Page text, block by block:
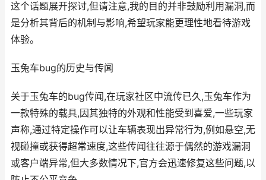
这个话题展开探讨,但请注意,我的目的并非鼓励利用漏洞,而
是分析其背后的机制与影响,希望玩家能更理性地看待游戏
体验。
玉兔车bug的历史与传闻
关于玉兔车的bug传闻,在玩家社区中流传已久,玉兔车作为
一款特殊的载具,因其独特的外观和性能受到喜爱,一些玩家
声称,通过特定操作可以让车辆表现出异常行为,例如悬空,无
视碰撞或获得超常速度,这些传闻往往源于偶然的游戏漏洞
或客户端异常,但大多数情况下,官方会迅速修复这些问题,以